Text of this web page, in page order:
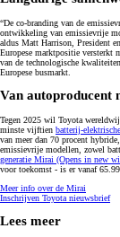
“De co-branding van de
ontwikkeling van emissievrije
aldus Matt Harrison, President
Europese marktpositie versterkt
van de technologische
Europese busmarkt.
Van autoproducent
Tegen 2025 wil Toyota
minste vijftien batterij-
van meer dan 70 procent
emissievrije modellen, zowel
generatie Mirai (Opens in new
voor toekomst - is er vanaf
Meer info over de Mirai
Inschrijven Toyota nieuwsbrief
Lees meer